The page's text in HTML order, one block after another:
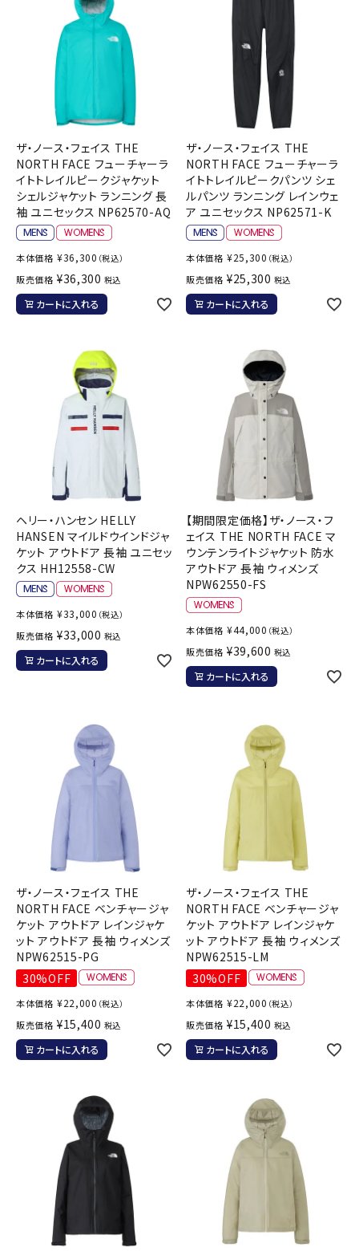
ザ・ノース・フェイス THE
NORTH FACE フューチャーラ
イトトレイルピークジャケット
シェルジャケット ランニング 長
袖 ユニセックス NP62570-AQ
本体価格 ¥36,300 （税込）
販売価格 ¥36,300 税込
カートに入れる
ザ・ノース・フェイス THE
NORTH FACE フューチャーラ
イトトレイルピークパンツ シェ
ルパンツ ランニング レインウェ
ア ユニセックス NP62571-K
本体価格 ¥25,300 （税込）
販売価格 ¥25,300 税込
カートに入れる
ヘリー・ハンセン HELLY
HANSEN マイルドウインドジャ
ケット アウトドア 長袖 ユニセッ
クス HH12558-CW
本体価格 ¥33,000 （税込）
販売価格 ¥33,000 税込
カートに入れる
【期間限定価格】ザ・ノース・フ
ェイス THE NORTH FACE マ
ウンテンライトジャケット 防水
アウトドア 長袖 ウィメンズ
NPW62550-FS
本体価格 ¥44,000 （税込）
販売価格 ¥39,600 税込
カートに入れる
ザ・ノース・フェイス THE
NORTH FACE ベンチャージャ
ケット アウトドア レインジャケ
ット アウトドア 長袖 ウィメンズ
NPW62515-PG
30%OFF
本体価格 ¥22,000 （税込）
販売価格 ¥15,400 税込
カートに入れる
ザ・ノース・フェイス THE
NORTH FACE ベンチャージャ
ケット アウトドア レインジャケ
ット アウトドア 長袖 ウィメンズ
NPW62515-LM
30%OFF
本体価格 ¥22,000 （税込）
販売価格 ¥15,400 税込
カートに入れる